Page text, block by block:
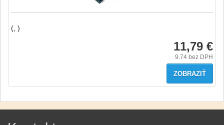
(, )
11,79 €
9.74 bez DPH
ZOBRAZIŤ